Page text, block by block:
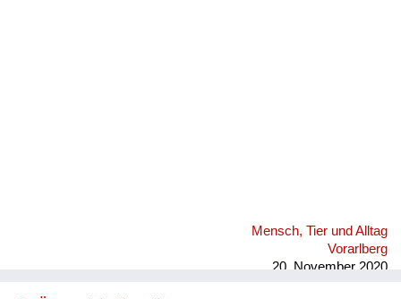
Mensch, Tier und Alltag
Vorarlberg
20. November 2020